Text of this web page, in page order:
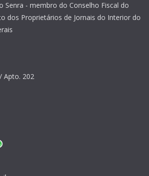
Senra - membro do Conselho Fiscal do
dos Proprietários de Jornais do Interior do
Apto. 202